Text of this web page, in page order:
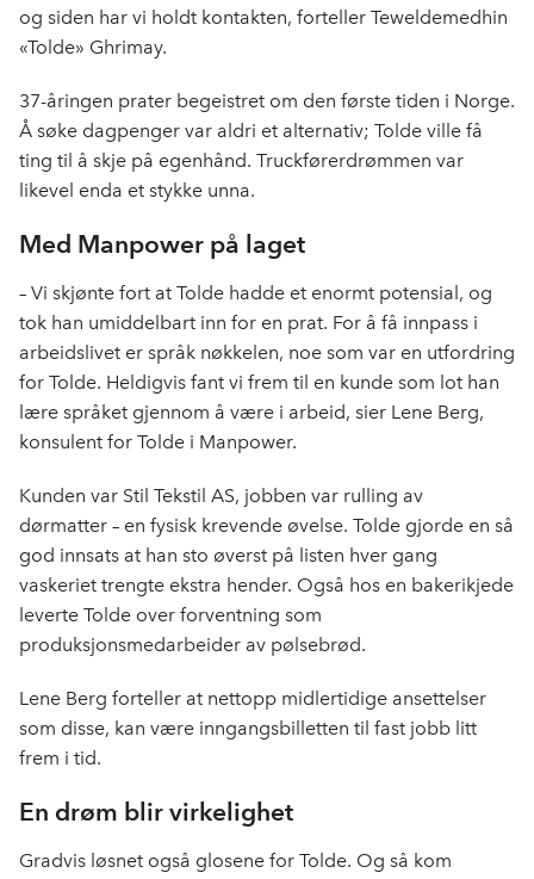
og siden har vi holdt kontakten, forteller Teweldemedhin
«Tolde» Ghrimay.
37-åringen prater begeistret om den første tiden i Norge.
Å søke dagpenger var aldri et alternativ; Tolde ville få
ting til å skje på egenhånd. Truckførerdrømmen var
likevel enda et stykke unna.
Med Manpower på laget
– Vi skjønte fort at Tolde hadde et enormt potensial, og
tok han umiddelbart inn for en prat. For å få innpass i
arbeidslivet er språk nøkkelen, noe som var en utfordring
for Tolde. Heldigvis fant vi frem til en kunde som lot han
lære språket gjennom å være i arbeid, sier Lene Berg,
konsulent for Tolde i Manpower.
Kunden var Stil Tekstil AS, jobben var rulling av
dørmatter – en fysisk krevende øvelse. Tolde gjorde en så
god innsats at han sto øverst på listen hver gang
vaskeriet trengte ekstra hender. Også hos en bakerikjede
leverte Tolde over forventning som
produksjonsmedarbeider av pølsebrød.
Lene Berg forteller at nettopp midlertidige ansettelser
som disse, kan være inngangsbilletten til fast jobb litt
frem i tid.
En drøm blir virkelighet
Gradvis løsnet også glosene for Tolde. Og så kom